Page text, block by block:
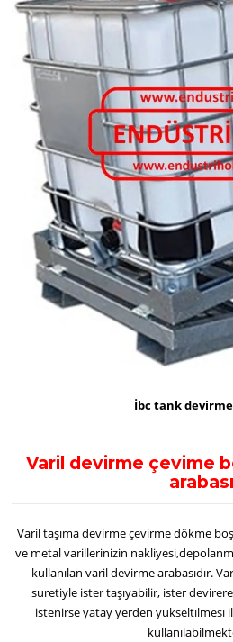
İbc tank
Varil devirme çevime
arabası
Varil taşıma devirme çevirme dökme
ve metal varillerinizin
kullanılan varil devirme arabasıdır.
suretiyle ister taşıyabilir, ister
istenirse yatay yerden yukseltılmesı